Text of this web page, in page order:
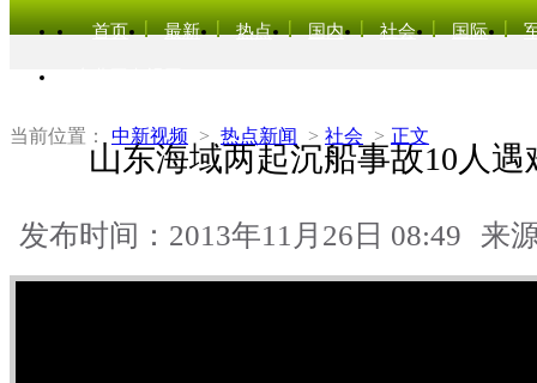
首页 最新 热点 国内 社会 国际
当前位置： 中新视频 > 热点新闻 > 社会 > 正文
山东海域两起沉船事故10人遇
发布时间：2013年11月26日 08:49 来